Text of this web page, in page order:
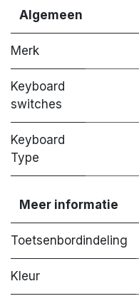
Algemeen
Merk
Keyboard
switches
Keyboard
Type
Meer informatie
Toetsenbordindeling
Kleur